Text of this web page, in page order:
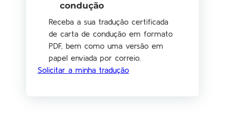
condução
Receba a sua tradução certificada
de carta de condução em formato
PDF, bem como uma versão em
papel enviada por correio.
Solicitar a minha tradução